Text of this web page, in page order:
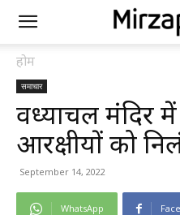
होम
समाचार
विंध्याचल मंदिर
आरक्षीयों को
September 14, 2022
WhatsApp